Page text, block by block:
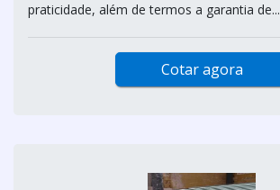
praticidade, além de termos a garantia de...
Cotar agora